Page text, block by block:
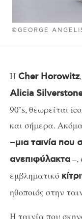
©GEORGE
Η Cher Horowitz
Alicia
90’s, θεωρείται
και σήμερα.
–μια ταινία που
ανεπιφύλακτα–,
εμβληματικό
ηθοποιός στην
Η ταινία που